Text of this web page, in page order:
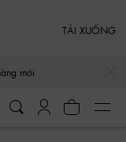
mới
TẢI XUỐNG